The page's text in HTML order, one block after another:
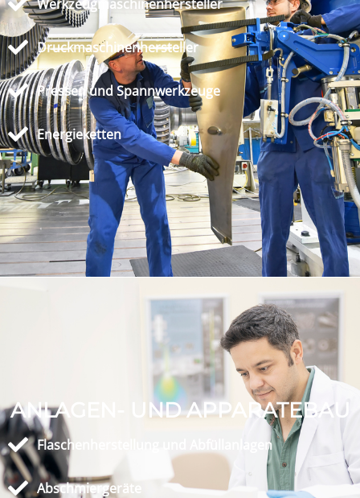
Werkzeugmaschinenhersteller
Druckmaschinenhersteller
Pressen und Spannwerkzeuge
Energieketten
ANLAGEN- UND APPARATEBAU
Flaschenherstellung und Abfüllanlagen
Abschmiergeräte